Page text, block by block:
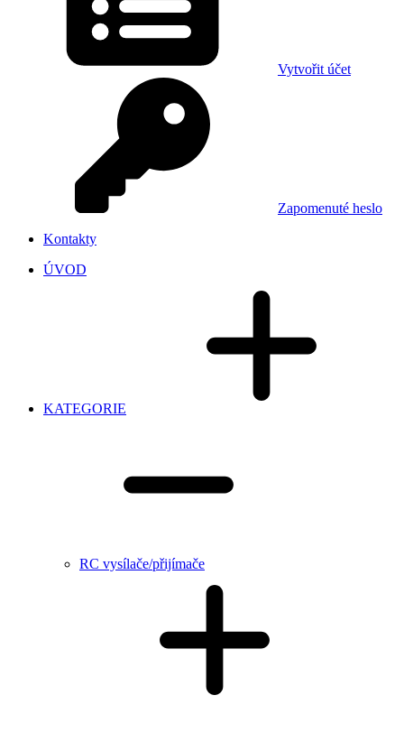
Vytvořit účet
Zapomenuté heslo
Kontakty
ÚVOD
KATEGORIE
RC vysílače/přijímače